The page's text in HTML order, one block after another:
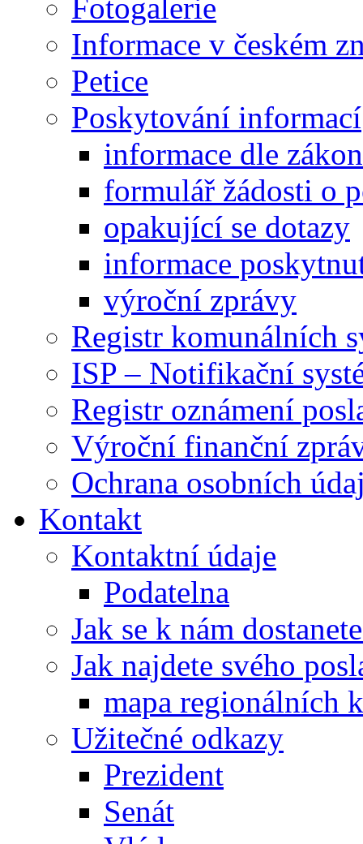
Fotogalerie
Informace v českém
Petice
Poskytování informací
informace dle
formulář žádosti o
opakující se dotazy
informace
výroční zprávy
Registr komunálních
ISP – Notifikační
Registr oznámení
Výroční finanční
Ochrana osobních
Kontakt
Kontaktní údaje
Podatelna
Jak se k nám
Jak najdete svého
mapa regionálních
Užitečné odkazy
Prezident
Senát